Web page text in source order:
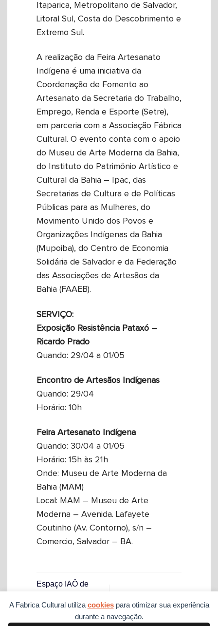
A Fabrica Cultural utiliza cookiespara otimizar sua experiência
durante a navegação.
Itaparica, Metropolitano de Salvador,
Litoral Sul, Costa do Descobrimento e
Extremo Sul.
A realização da Feira Artesanato
Indígena é uma iniciativa da
Coordenação de Fomento ao
Artesanato da Secretaria do Trabalho,
Emprego, Renda e Esporte (Setre),
em parceria com a Associação Fábrica
Cultural. O evento conta com o apoio
do Museu de Arte Moderna da Bahia,
do Instituto do Patrimônio Artístico e
Cultural da Bahia – Ipac, das
Secretarias de Cultura e de Políticas
Públicas para as Mulheres, do
Movimento Unido dos Povos e
Organizações Indígenas da Bahia
(Mupoiba), do Centro de Economia
Solidária de Salvador e da Federação
das Associações de Artesãos da
Bahia (FAAEB).
SERVIÇO:
Exposição Resistência Pataxó –
Ricardo Prado
Quando: 29/04 a 01/05
Encontro de Artesãos Indígenas
Quando: 29/04
Horário: 10h
Feira Artesanato Indígena
Quando: 30/04 a 01/05
Horário: 15h às 21h
Onde: Museu de Arte Moderna da
Bahia (MAM)
Local: MAM – Museu de Arte
Moderna – Avenida. Lafayete
Coutinho (Av. Contorno), s/n –
Comercio, Salvador – BA.
Espaço IAÔ de
inaugurado na
Criação